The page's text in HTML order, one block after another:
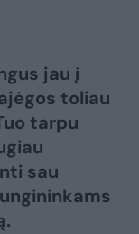
jau į
toliau
tarpu
sau